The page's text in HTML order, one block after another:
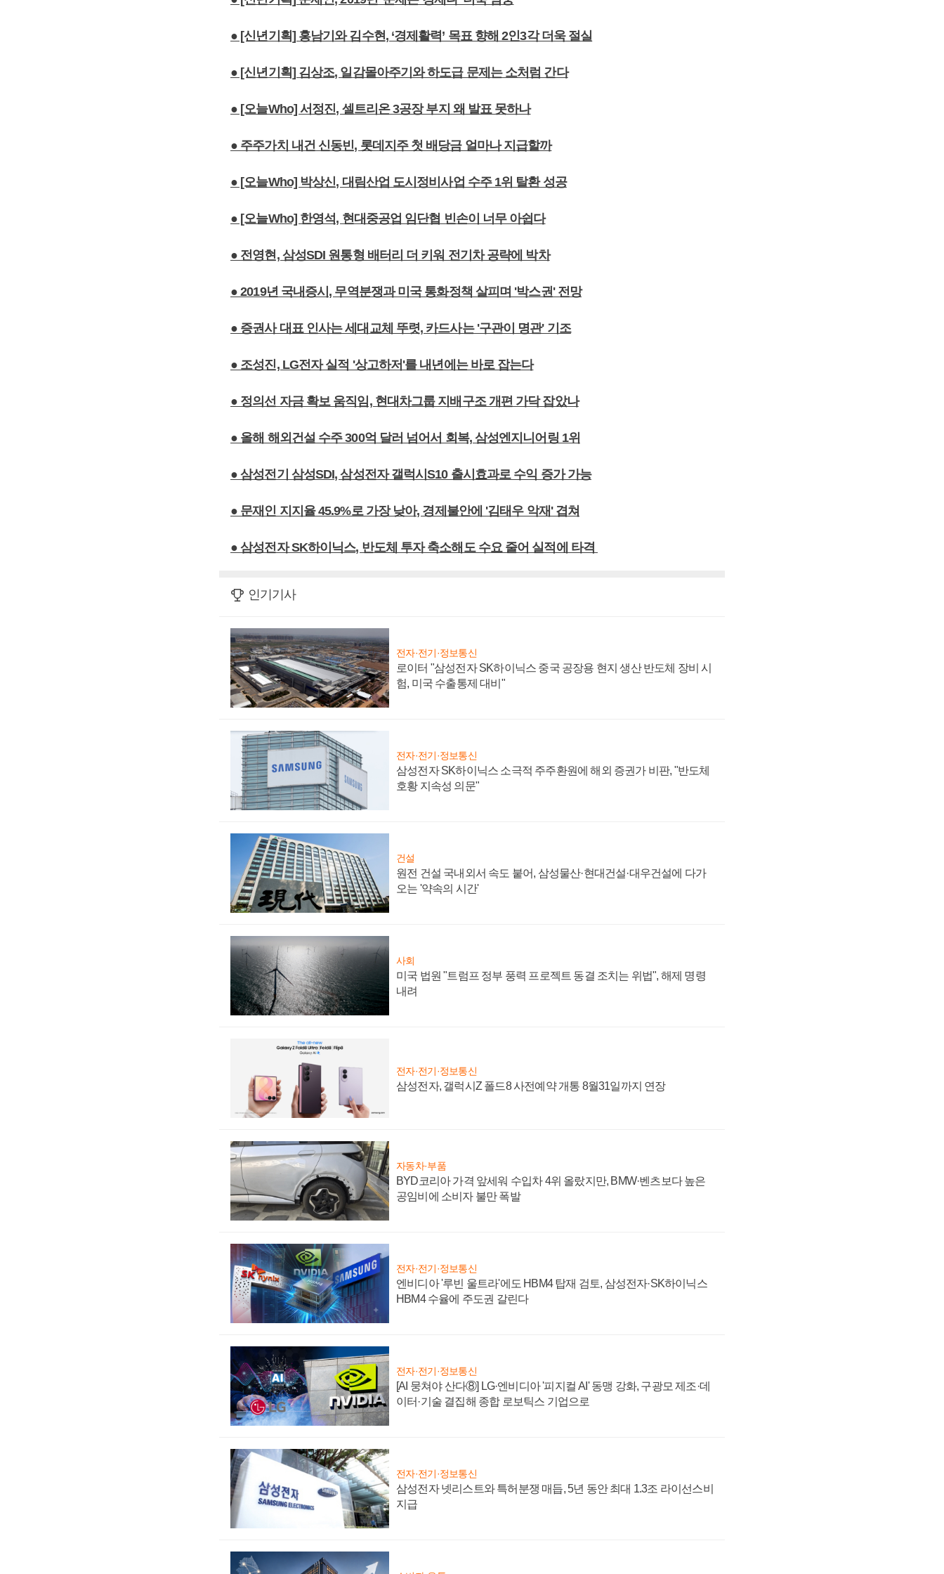
● [신년기획] 홍남기와 김수현, ‘경제활력’ 목표 향해 2인3각 더욱 절실
● [신년기획] 김상조, 일감몰아주기와 하도급 문제는 소처럼 간다
● [오늘Who] 서정진, 셀트리온 3공장 부지 왜 발표 못하나
● 주주가치 내건 신동빈, 롯데지주 첫 배당금 얼마나 지급할까
● [오늘Who] 박상신, 대림산업 도시정비사업 수주 1위 탈환 성공
● [오늘Who] 한영석, 현대중공업 임단협 빈손이 너무 아쉽다
● 전영현, 삼성SDI 원통형 배터리 더 키워 전기차 공략에 박차
● 2019년 국내증시, 무역분쟁과 미국 통화정책 살피며 '박스권' 전망
● 증권사 대표 인사는 세대교체 뚜렷, 카드사는 '구관이 명관' 기조
● 조성진, LG전자 실적 '상고하저'를 내년에는 바로 잡는다
● 정의선 자금 확보 움직임, 현대차그룹 지배구조 개편 가닥 잡았나
● 올해 해외건설 수주 300억 달러 넘어서 회복, 삼성엔지니어링 1위
● 삼성전기 삼성SDI, 삼성전자 갤럭시S10 출시효과로 수익 증가 가능
● 문재인 지지율 45.9%로 가장 낮아, 경제불안에 '김태우 악재' 겹쳐
● 삼성전자 SK하이닉스, 반도체 투자 축소해도 수요 줄어 실적에 타격
인기기사
전자·전기·정보통신
로이터 "삼성전자 SK하이닉스 중국 공장용 현지 생산 반도체 장비 시
험, 미국 수출통제 대비"
전자·전기·정보통신
삼성전자 SK하이닉스 소극적 주주환원에 해외 증권가 비판, "반도체
호황 지속성 의문"
건설
원전 건설 국내외서 속도 붙어, 삼성물산·현대건설·대우건설에 다가
오는 '약속의 시간'
사회
미국 법원 "트럼프 정부 풍력 프로젝트 동결 조치는 위법", 해제 명령
내려
전자·전기·정보통신
삼성전자, 갤럭시Z 폴드8 사전예약 개통 8월31일까지 연장
자동차·부품
BYD코리아 가격 앞세워 수입차 4위 올랐지만, BMW·벤츠보다 높은
공임비에 소비자 불만 폭발
전자·전기·정보통신
엔비디아 '루빈 울트라'에도 HBM4 탑재 검토, 삼성전자·SK하이닉스
HBM4 수율에 주도권 갈린다
전자·전기·정보통신
[AI 뭉쳐야 산다⑧] LG·엔비디아 '피지컬 AI' 동맹 강화, 구광모 제조·데
이터·기술 결집해 종합 로보틱스 기업으로
전자·전기·정보통신
삼성전자 넷리스트와 특허분쟁 매듭, 5년 동안 최대 1.3조 라이선스비
지급